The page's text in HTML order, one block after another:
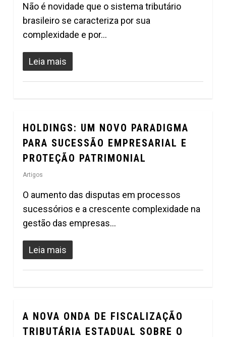
Não é novidade que o sistema tributário
brasileiro se caracteriza por sua
complexidade e por…
Leia mais
HOLDINGS: UM NOVO PARADIGMA
PARA SUCESSÃO EMPRESARIAL E
PROTEÇÃO PATRIMONIAL
Artigos
O aumento das disputas em processos
sucessórios e a crescente complexidade na
gestão das empresas…
Leia mais
0
A NOVA ONDA DE FISCALIZAÇÃO
TRIBUTÁRIA ESTADUAL SOBRE O
0